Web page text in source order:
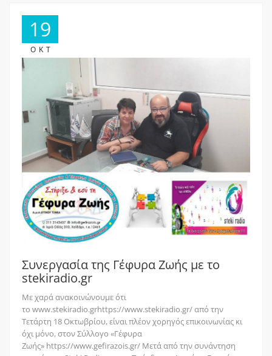
19
ΟΚΤ
Συνεργασία της Γέφυρα Ζωής με το
stekiradio.gr
Με χαρά ανακοινώνουμε ότι
το www.stekiradio.grhttps://www.stekiradio.gr/ από την
Τετάρτη 18 Οκτωβρίου, είναι πλέον χορηγός επικοινωνίας κι
όχι μόνο, στον Σύλλογο «Γέφυρα
Ζωής» https://www.gefirazois.gr/ Μετά από την συνάντηση